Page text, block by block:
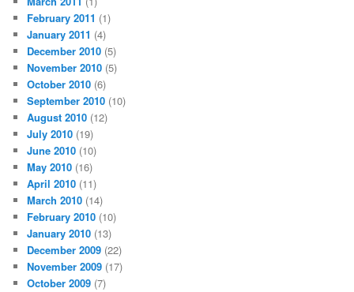
February 2011 (1)
January 2011 (4)
December 2010 (5)
November 2010 (5)
October 2010 (6)
September 2010 (10)
August 2010 (12)
July 2010 (19)
June 2010 (10)
May 2010 (16)
April 2010 (11)
March 2010 (14)
February 2010 (10)
January 2010 (13)
December 2009 (22)
November 2009 (17)
October 2009 (7)